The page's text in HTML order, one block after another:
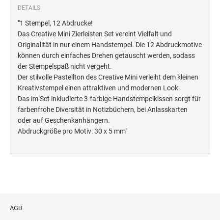
PRÄGEZANGEN
TÜTLE - MIT LIEBE EINGEPACKT
STEMPEL-KUGELSCHREIBER
Smart Style
Schreibgeräte-Zubehör
DETAILS
"1 Stempel, 12 Abdrucke!
Das Creative Mini Zierleisten Set vereint Vielfalt und
Originalität in nur einem Handstempel. Die 12 Abdruckmotive
können durch einfaches Drehen getauscht werden, sodass
der Stempelspaß nicht vergeht.
Der stilvolle Pastellton des Creative Mini verleiht dem kleinen
Kreativstempel einen attraktiven und modernen Look.
Das im Set inkludierte 3-farbige Handstempelkissen sorgt für
farbenfrohe Diversität in Notizbüchern, bei Anlasskarten
oder auf Geschenkanhängern.
Abdruckgröße pro Motiv: 30 x 5 mm"
AGB